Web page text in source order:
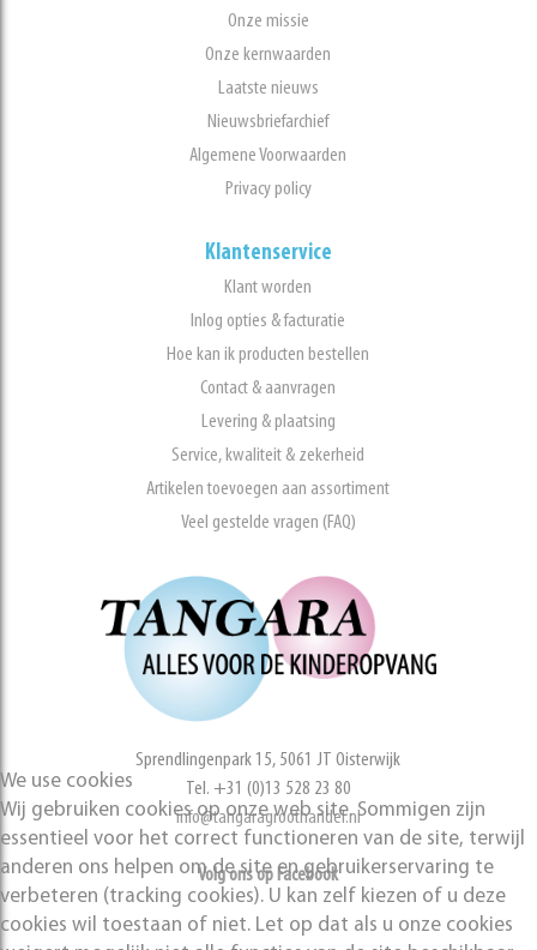
Onze missie
Onze kernwaarden
Laatste nieuws
Nieuwsbriefarchief
Algemene Voorwaarden
Privacy policy
Klantenservice
Klant worden
Inlog opties & facturatie
Hoe kan ik producten bestellen
Contact & aanvragen
Levering & plaatsing
Service, kwaliteit & zekerheid
Artikelen toevoegen aan assortiment
Veel gestelde vragen (FAQ)
Sprendlingenpark 15, 5061 JT Oisterwijk
Tel. +31 (0)13 528 23 80
info@tangaragroothandel.nl
Volg ons op Facebook
We use cookies
Wij gebruiken cookies op onze web site. Sommigen zijn
essentieel voor het correct functioneren van de site, terwijl
anderen ons helpen om de site en gebruikerservaring te
verbeteren (tracking cookies). U kan zelf kiezen of u deze
cookies wil toestaan of niet. Let op dat als u onze cookies